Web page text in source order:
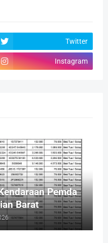
Twitter
Instagram
Pemda
Barat